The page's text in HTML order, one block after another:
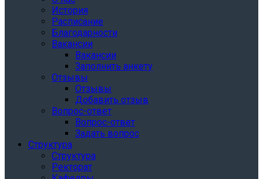
История
Расписание
Благодарности
Вакансии
Вакансии
Заполнить анкету
Отзывы
Отзывы
Добавить отзыв
Вопрос-ответ
Вопрос-ответ
Задать вопрос
Структура
Структура
Ректорат